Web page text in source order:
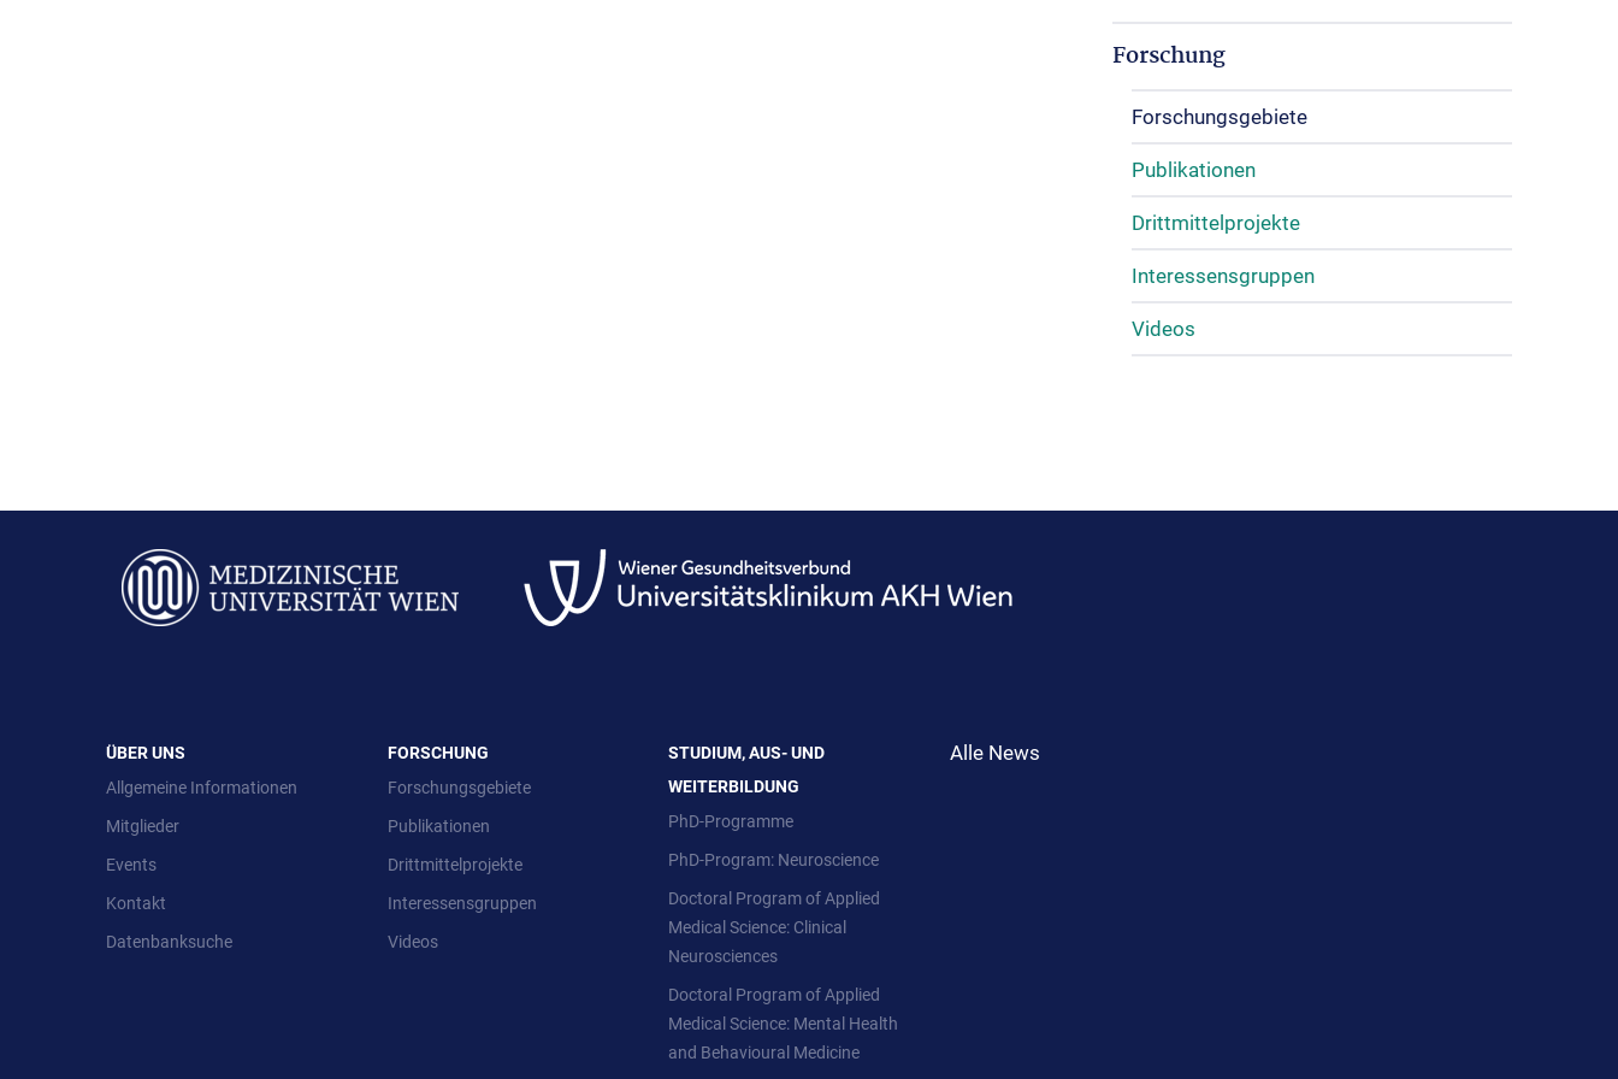
Forschung
Forschungsgebiete
Publikationen
Drittmittelprojekte
Interessensgruppen
Videos
ÜBER UNS
Allgemeine Informationen
Mitglieder
Events
Kontakt
Datenbanksuche
FORSCHUNG
Forschungsgebiete
Publikationen
Drittmittelprojekte
Interessensgruppen
Videos
STUDIUM, AUS- UND
WEITERBILDUNG
PhD-Programme
PhD-Program: Neuroscience
Doctoral Program of Applied
Medical Science: Clinical
Neurosciences
Doctoral Program of Applied
Medical Science: Mental Health
and Behavioural Medicine
Alle News